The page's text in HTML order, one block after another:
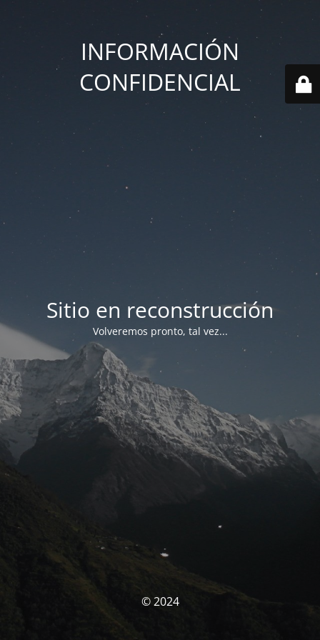
INFORMACIÓN
CONFIDENCIAL
Sitio en reconstrucción
Volveremos pronto, tal vez...
© 2024